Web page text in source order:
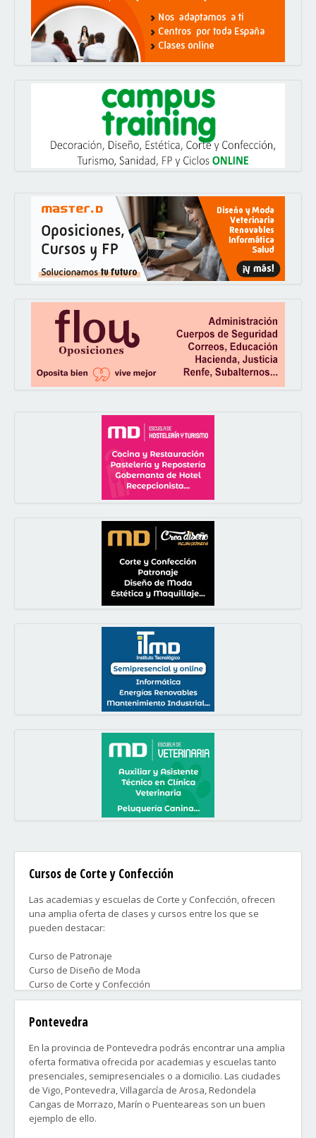
Cursos de Corte y Confección
Las academias y escuelas de Corte y Confección, ofrecen
una amplia oferta de clases y cursos entre los que se
pueden destacar:
Curso de Patronaje
Curso de Diseño de Moda
Curso de Corte y Confección
Curso de Máquina ...
Tanto a nivel profesional preparándote para un puesto de
confeccionar o arreglar tu vestuario.
Contacta ahora con las academias que más te convengan y
disfruta lo antes posible con tu curso.
Pontevedra
En la provincia de Pontevedra podrás encontrar una amplia
oferta formativa ofrecida por academias y escuelas tanto
presenciales, semipresenciales o a domicilio. Las ciudades
de Vigo, Pontevedra, Villagarcía de Arosa, Redondela
Cangas de Morrazo, Marín o Puenteareas son un buen
ejemplo de ello.